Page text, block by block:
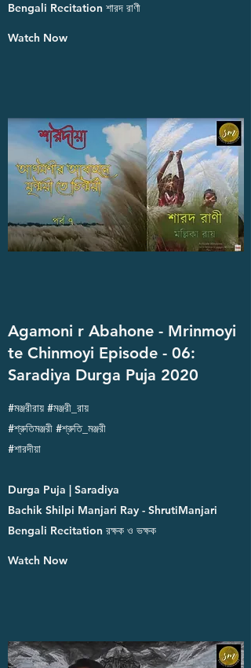
Bengali Recitation শারদ রাণী
Watch Now
Agamoni r Abahone - Mrinmoyi
te Chinmoyi Episode - 06:
Saradiya Durga Puja 2020
#মঞ্জরীরায় #মঞ্জরী_রায়
#শ্রুতিমঞ্জরী #শ্রুতি_মঞ্জরী
#শারদীয়া
Durga Puja | Saradiya
Bachik Shilpi Manjari Ray - ShrutiManjari
Bengali Recitation রক্ষক ও ভক্ষক
Watch Now